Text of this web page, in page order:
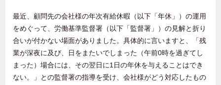
最近、顧問先の会社様の年次有給休暇（以下「年休」）の運用
をめぐって、労働基準監督署（以下「監督署」）の見解と折り
合いが付かない場面がありました。具体的に言いますと、「残
業が深夜に及び、日をまたいでしまった（午前0時を過ぎてし
まった）場合には、その翌日に1日の年休を与えることはでき
ない。」との監督署の指導を受け、会社様がどう対応したもの